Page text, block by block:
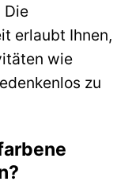
Die
erlaubt Ihnen,
wie
zu